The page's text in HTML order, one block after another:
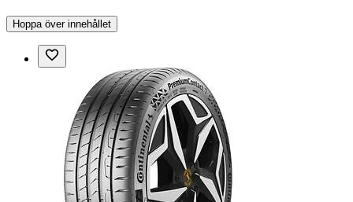
Hoppa över innehållet